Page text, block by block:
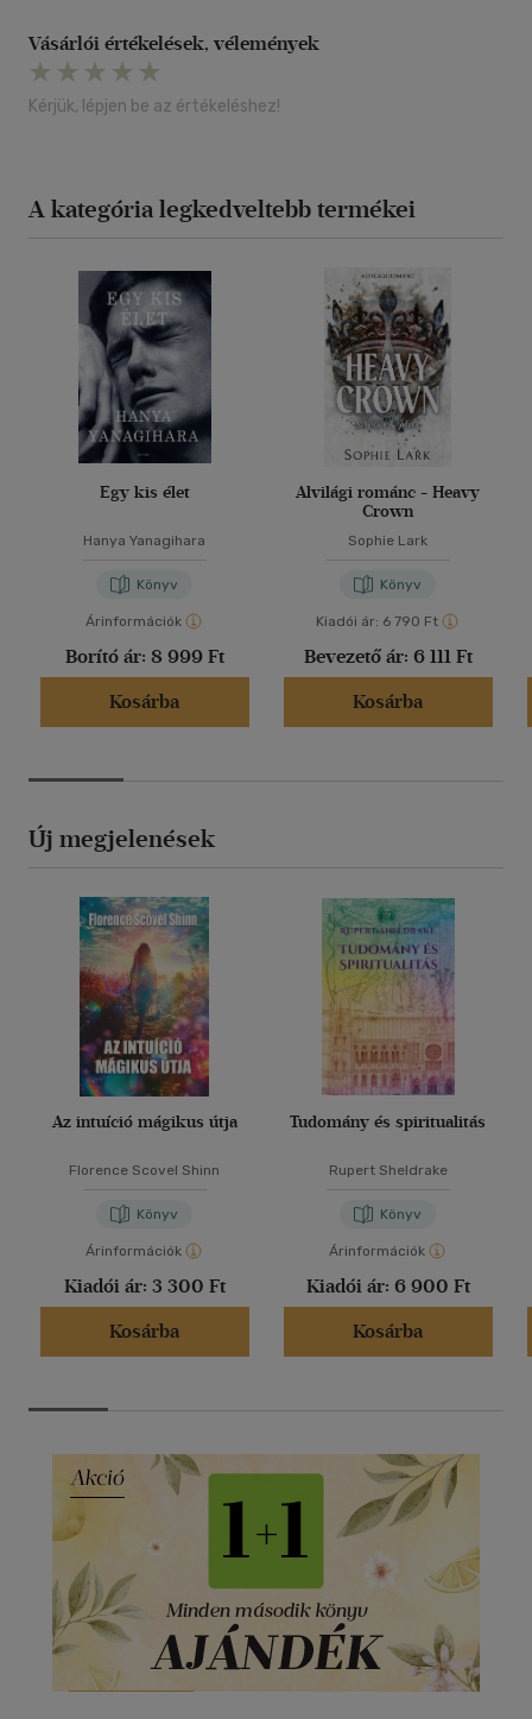
Vásárlói értékelések, vélemények
Kérjük, lépjen be az értékeléshez!
A kategória legkedveltebb termékei
Egy kis élet
Hanya Yanagihara
Könyv
Árinformációk
Borító ár: 8 999 Ft
Kosárba
Alvilági románc - Heavy
Crown
Sophie Lark
Könyv
Kiadói ár: 6 790 Ft
Bevezető ár: 6 111 Ft
Kosárba
Új megjelenések
Az intuíció mágikus útja
Florence Scovel Shinn
Könyv
Árinformációk
Kiadói ár: 3 300 Ft
Kosárba
Tudomány és spiritualitás
Rupert Sheldrake
Könyv
Árinformációk
Kiadói ár: 6 900 Ft
Kosárba